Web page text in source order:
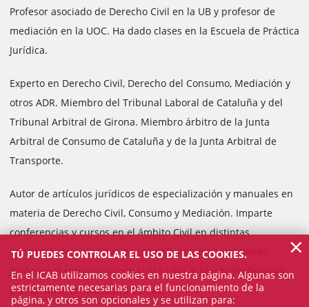
Profesor asociado de Derecho Civil en la UB y profesor de
mediación en la UOC. Ha dado clases en la Escuela de Práctica
Jurídica.
Experto en Derecho Civil, Derecho del Consumo, Mediación y
otros ADR. Miembro del Tribunal Laboral de Cataluña y del
Tribunal Arbitral de Girona. Miembro árbitro de la Junta
Arbitral de Consumo de Cataluña y de la Junta Arbitral de
Transporte.
Autor de artículos jurídicos de especialización y manuales en
materia de Derecho Civil, Consumo y Mediación. Imparte
conferencias y cursos en el ámbito Civil en distintas
universidades, corporaciones públicas y organizaciones.
Profesional reconocido con la Medalla al Mérito Profesional
por su labor en la Cultura de Paz.
TÚ PUEDES CONTROLAR EL USO DE LAS COOKIES.
En el ICAB utilizamos cookies en nuestra página. Algunas son
estrictamente necesarias para el funcionamiento de la
página, y otros son opcionales y se utilizan para:
×